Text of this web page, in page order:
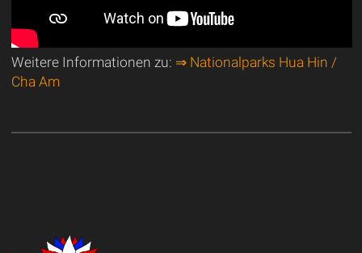
Weitere Informationen zu: ⇒ Nationalparks Hua Hin /
Cha Am